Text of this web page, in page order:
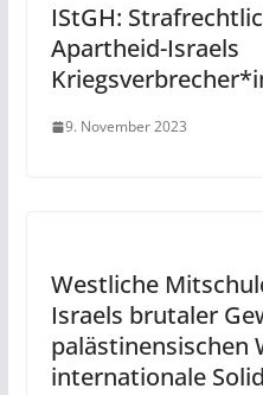
IStGH:
Apartheid-Israels
9. November 2023
Westliche
Israels brutaler
palästinensischen
internationale